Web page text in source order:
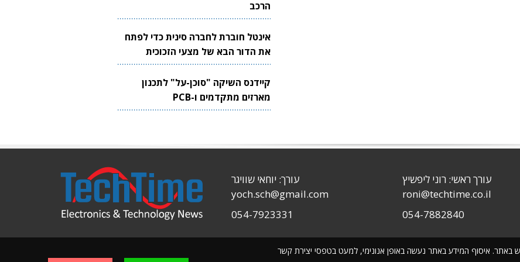
הרכב
אינטל חוברת לחברה סינית כדי לפתח
את הדור הבא של מצעי הזכוכית
לשבבים
קיידנס השיקה "סוכן-על" לתכנון
מארזים מתקדמים ו-PCB
באתר. איסוף המידע באתר נעשה באופן אנונימי, למעט בטפסי יצירת קשר
עורך ראשי: רוני ליפשיץ
roni@techtime.co.il
054-7882840
עורך: יוחאי שוויגר
yoch.sch@gmail.com
054-7923331